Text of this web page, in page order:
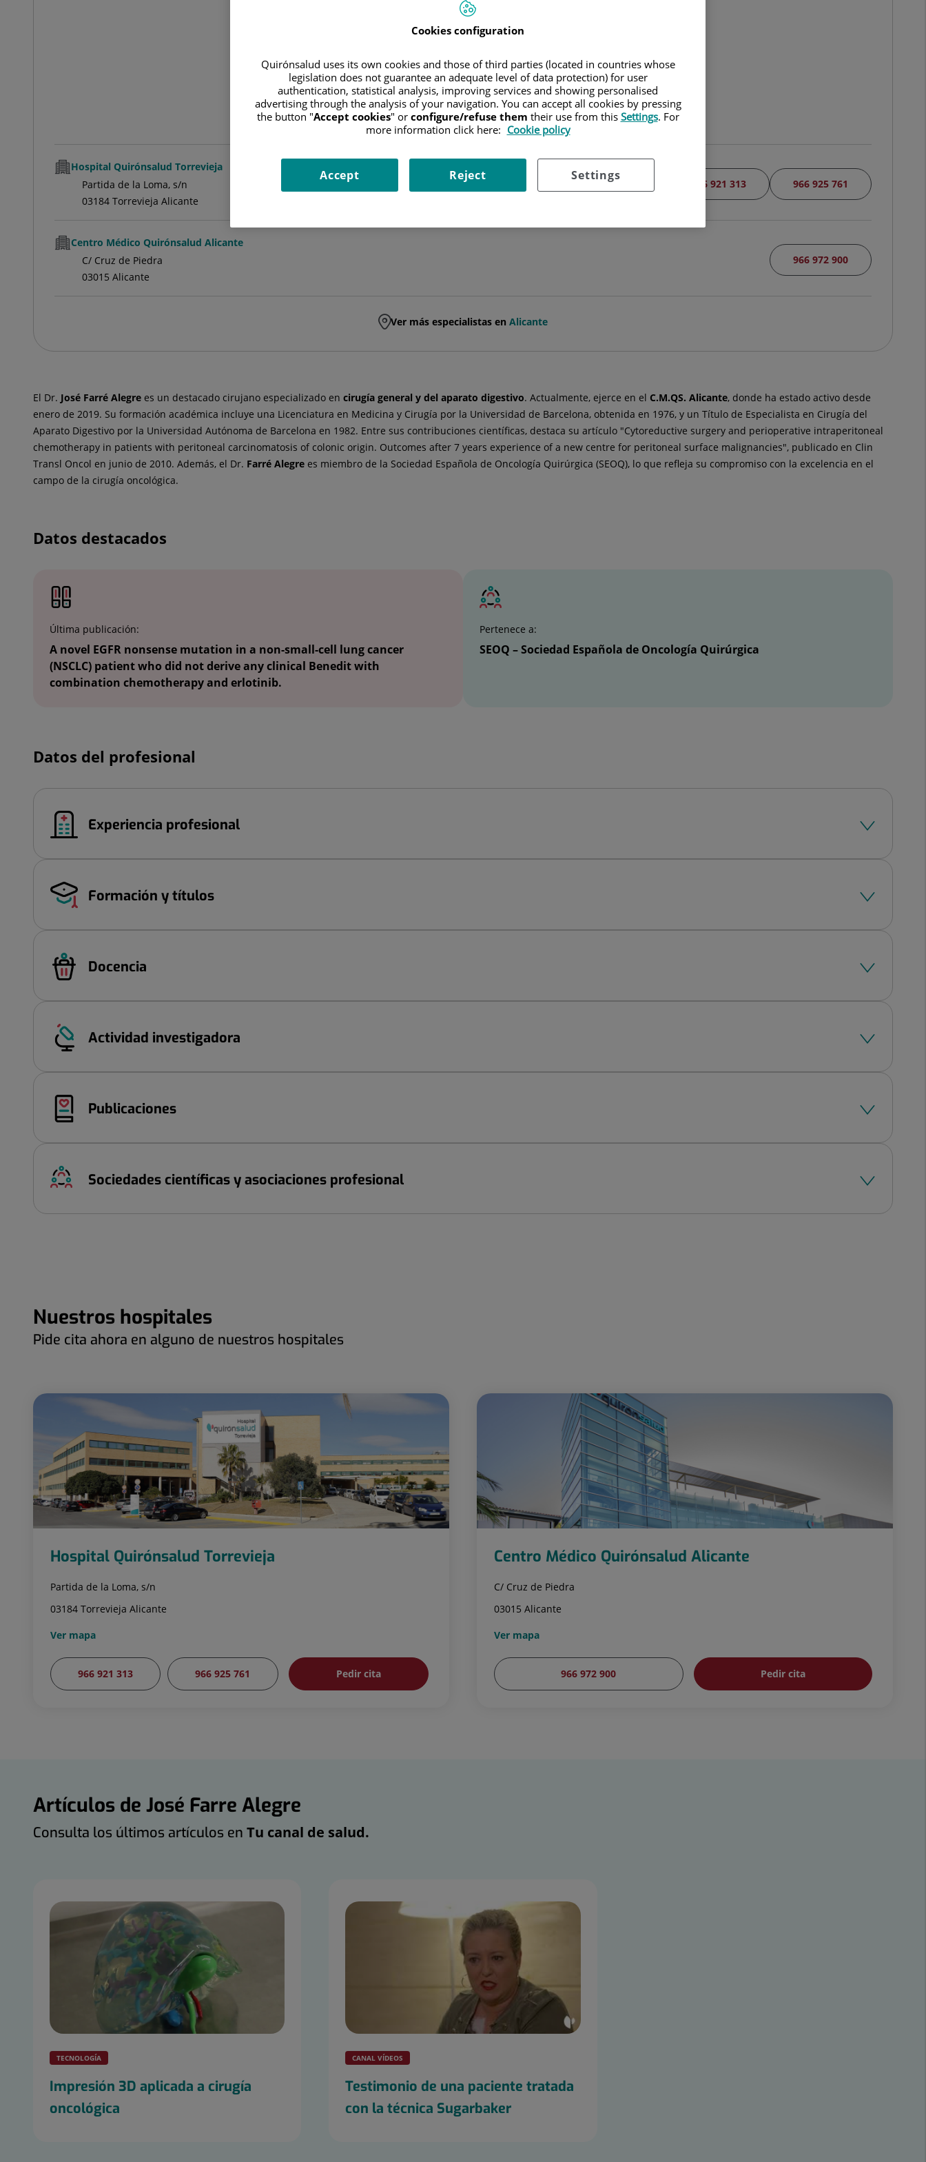
FACULTATIVO ESPECIALISTA CIR. GENERAL Y DIGESTIVA
Pedir cita
Hospital Quirónsalud Torrevieja
Partida de la Loma, s/n
03184 Torrevieja Alicante
966 921 313 966 925 761
Centro Médico Quirónsalud Alicante
C/ Cruz de Piedra
03015 Alicante
966 972 900
Ver más especialistas en Alicante
El Dr. José Farré Alegre es un destacado cirujano especializado en cirugía general y del aparato digestivo. Actualmente, ejerce en el C.M.QS. Alicante, donde ha estado activo desde
enero de 2019. Su formación académica incluye una Licenciatura en Medicina y Cirugía por la Universidad de Barcelona, obtenida en 1976, y un Título de Especialista en Cirugía del
Aparato Digestivo por la Universidad Autónoma de Barcelona en 1982. Entre sus contribuciones científicas, destaca su artículo "Cytoreductive surgery and perioperative intraperitoneal
chemotherapy in patients with peritoneal carcinomatosis of colonic origin. Outcomes after 7 years experience of a new centre for peritoneal surface malignancies", publicado en Clin
Transl Oncol en junio de 2010. Además, el Dr. Farré Alegre es miembro de la Sociedad Española de Oncología Quirúrgica (SEOQ), lo que refleja su compromiso con la excelencia en el
campo de la cirugía oncológica.
Datos destacados
Última publicación:
A novel EGFR nonsense mutation in a non-small-cell lung cancer
(NSCLC) patient who did not derive any clinical Benedit with
combination chemotherapy and erlotinib.
Pertenece a:
SEOQ – Sociedad Española de Oncología Quirúrgica
Datos del profesional
Experiencia profesional
Formación y títulos
Docencia
Actividad investigadora
Publicaciones
Sociedades científicas y asociaciones profesional
Nuestros hospitales
Pide cita ahora en alguno de nuestros hospitales
Hospital Quirónsalud Torrevieja
Partida de la Loma, s/n
03184 Torrevieja Alicante
Ver mapa
966 921 313 966 925 761 Pedir cita
Centro Médico Quirónsalud Alicante
C/ Cruz de Piedra
03015 Alicante
Ver mapa
966 972 900 Pedir cita
Artículos de José Farre Alegre
Consulta los últimos artículos en Tu canal de salud.
TECNOLOGÍA
Impresión 3D aplicada a cirugía
oncológica
CANAL VÍDEOS
Testimonio de una paciente tratada
con la técnica Sugarbaker
Cookies configuration
Quirónsalud uses its own cookies and those of third parties (located in countries whose
legislation does not guarantee an adequate level of data protection) for user
authentication, statistical analysis, improving services and showing personalised
advertising through the analysis of your navigation. You can accept all cookies by pressing
the button "Accept cookies" or configure/refuse them their use from this Settings. For
more information click here: Cookie policy
Settings
Reject
Accept